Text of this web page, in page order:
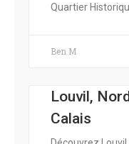
Quartier
Ben M
Louvil,
Calais